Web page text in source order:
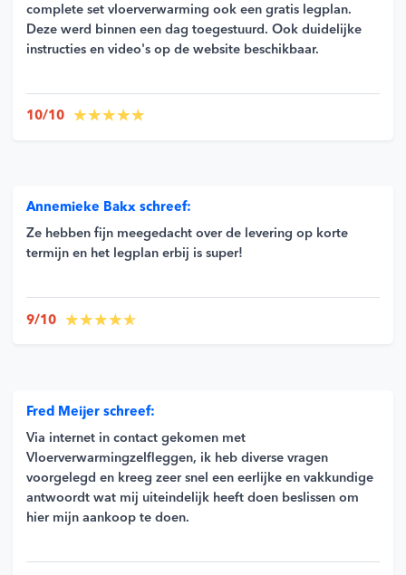
complete set vloerverwarming ook een gratis legplan.
Deze werd binnen een dag toegestuurd. Ook duidelijke
instructies en video's op de website beschikbaar.
10/10
Annemieke Bakx schreef:
Ze hebben fijn meegedacht over de levering op korte
termijn en het legplan erbij is super!
9/10
Fred Meijer schreef:
Via internet in contact gekomen met
Vloerverwarmingzelfleggen, ik heb diverse vragen
voorgelegd en kreeg zeer snel een eerlijke en vakkundige
antwoordt wat mij uiteindelijk heeft doen beslissen om
hier mijn aankoop te doen.